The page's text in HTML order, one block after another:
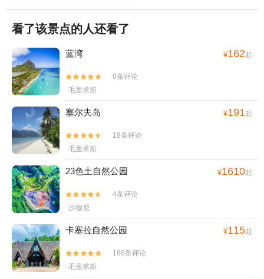
看了该景点的人还看了
蓝湾 ¥162起


0条评论
毛里求斯
塞尔夫岛 ¥191起


18条评论
毛里求斯
23色土自然公园 ¥1610起


4条评论
沙穆尼
卡塞拉自然公园 ¥115起


166条评论
毛里求斯